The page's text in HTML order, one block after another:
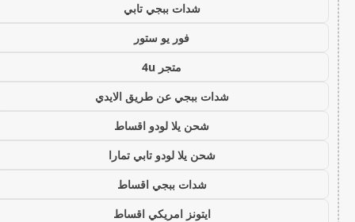
شدات ببجي تابي
فور يو ستور
متجر 4u
شدات ببجي عن طريق الايدي
شحن يلا لودو اقساط
شحن يلا لودو تابي تمارا
شدات ببجي اقساط
ايتونز امريكي اقساط